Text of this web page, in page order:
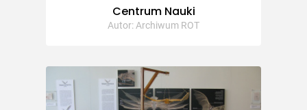
Centrum Nauki
Autor: Archiwum ROT